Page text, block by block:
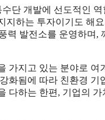
단 개발에 선도적인 역
지하는 투자이기도 해요
력 발전소를 운영하며,
가지고 있는 분야로 여
화됨에 따라 친환경 기
다하는 한편, 기업의 가